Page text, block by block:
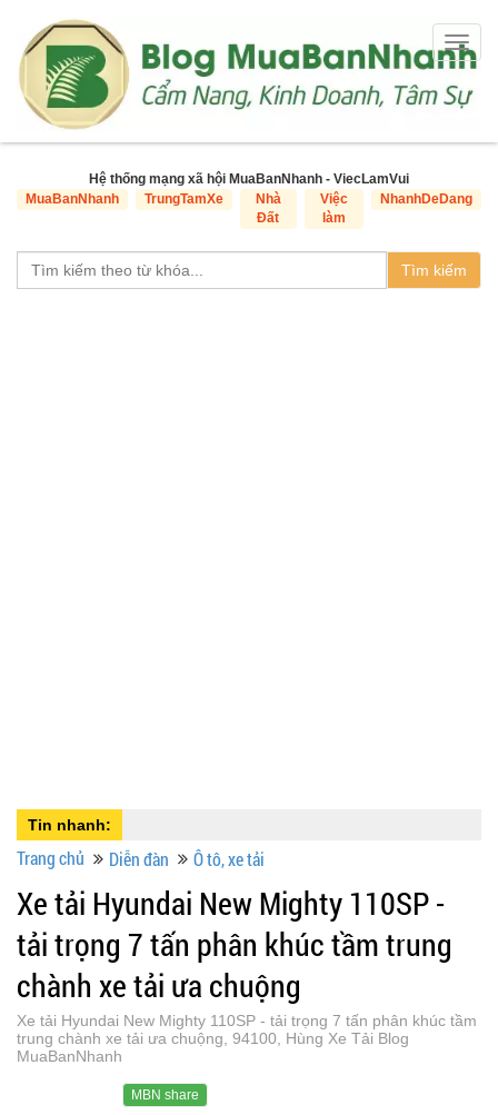
Hệ thống mạng xã hội MuaBanNhanh - ViecLamVui
MuaBanNhanh
TrungTamXe
Nhà
Đất
Việc
làm
NhanhDeDang
Tìm kiếm
Tin nhanh:
Trang chủ Diễn đàn Ô tô, xe tải
Xe tải Hyundai New Mighty 110SP -
tải trọng 7 tấn phân khúc tầm trung
chành xe tải ưa chuộng
Xe tải Hyundai New Mighty 110SP - tải trọng 7 tấn phân khúc tầm
trung chành xe tải ưa chuộng, 94100, Hùng Xe Tải Blog
MuaBanNhanh
MBN share